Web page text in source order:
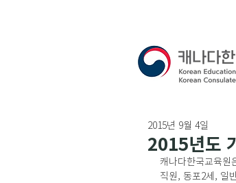
2015년도
2015년 9월 4일
캐나다한국교육원
직원, 동포2세, 일